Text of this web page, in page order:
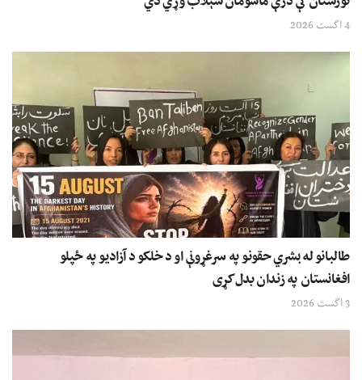
4 اگست 2026
طالبانو له بشري حقونو په سرغړونې او د خلکو د آزادیو په ځپلو
افغانستان په زندان بدل کړی
3 اگست 2026